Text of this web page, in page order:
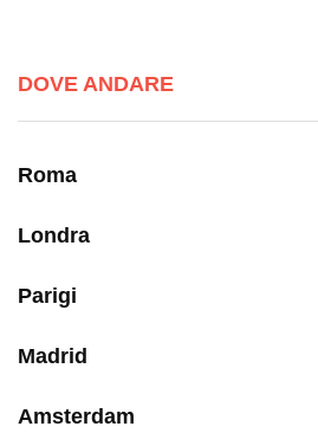
DOVE ANDARE
Roma
Londra
Parigi
Madrid
Amsterdam